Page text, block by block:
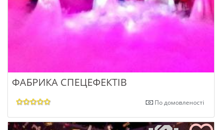
ФАБРИКА СПЕЦЕФЕКТІВ
По домовленості